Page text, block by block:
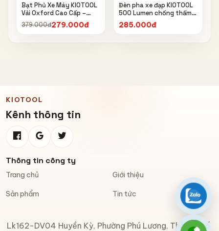
Bạt Phủ Xe Máy KIOTOOL
Vải Oxford Cao Cấp –
Chống Nắng, Chống Mưa,
Chống Bụi, Chống Tia UV,
379.000đ279.000đ
Đèn pha xe đạp KIOTOOL
500 Lumen chống thấm
nước IPX6 6603
285.000đ
KIOTOOL
Kênh thông tin
Thông tin công ty
Trang chủ Giới thiệu
Sản phẩm Tin tức
Lk162-DV04 Huyền Kỳ, Phường Phú Lương, Thành phố
Zalo